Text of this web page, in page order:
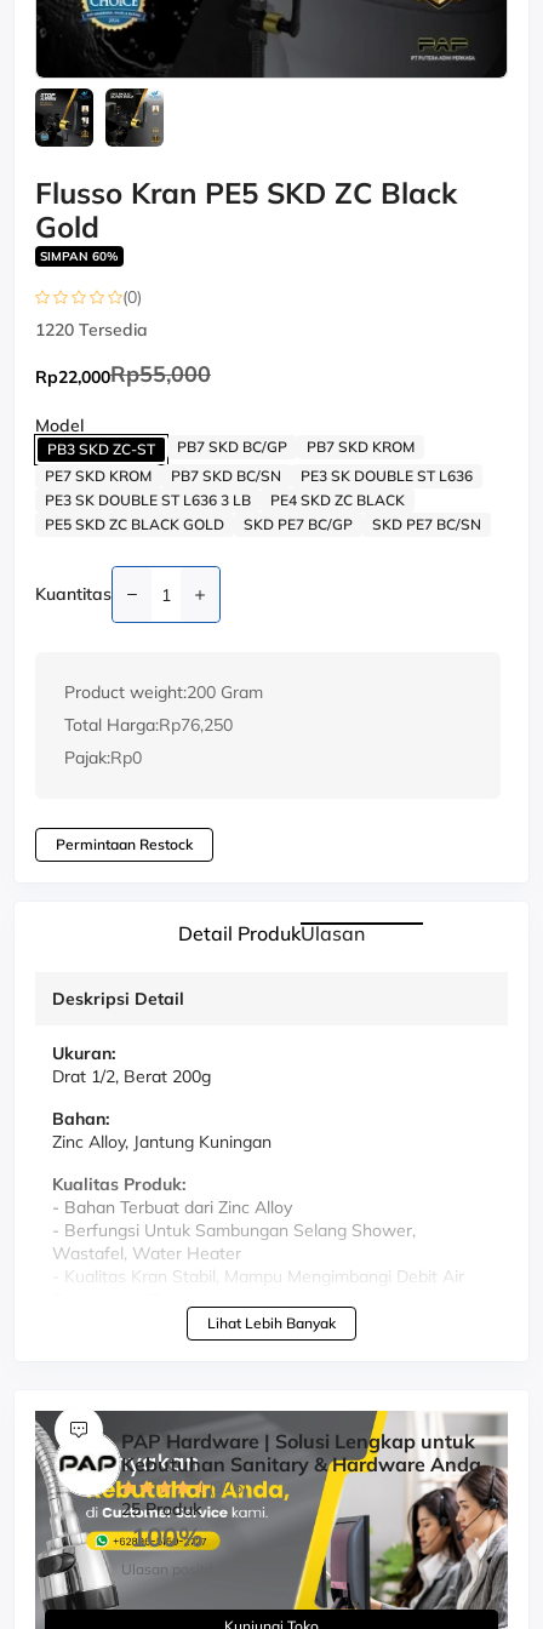
Flusso Kran PE5 SKD ZC Black
Gold
SIMPAN 60%
(0)
1220 Tersedia
Rp22,000Rp55,000
Model
PB3 SKD ZC-ST PB7 SKD BC/GP
PB7 SKD KROM
PE7 SKD KROM
PB7 SKD BC/SN
PE3 SK DOUBLE ST L636
PE3 SK DOUBLE ST L636 3 LB
PE4 SKD ZC BLACK
PE5 SKD ZC BLACK GOLD
SKD PE7 BC/GP SKD PE7 BC/SN
Kuantitas
Product weight:200 Gram
Total Harga:Rp76,250
Pajak:Rp0
Permintaan Restock
Detail ProdukUlasan
Deskripsi Detail
Ukuran:
Drat 1/2, Berat 200g
Bahan:
Zinc Alloy, Jantung Kuningan
Kualitas Produk:
- Bahan Terbuat dari Zinc Alloy
- Berfungsi Untuk Sambungan Selang Shower,
Wastafel, Water Heater
- Kualitas Kran Stabil, Mampu Mengimbangi Debit Air
- Keluar Air Deras dan Halus
- Untuk Air Dingin
Lihat Lebih Banyak
PAP Hardware | Solusi Lengkap untuk
Kebutuhan Sanitary & Hardware Anda
(976)
25 Produk
100%
Ulasan positif